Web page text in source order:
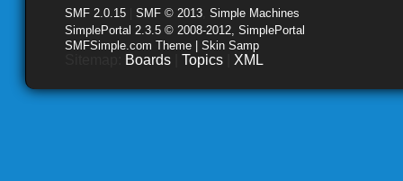
SMF 2.0.15 SMF © 2013 Simple Machines
SimplePortal 2.3.5 © 2008-2012, SimplePortal
SMFSimple.com Theme | Skin Samp
Boards Topics XML